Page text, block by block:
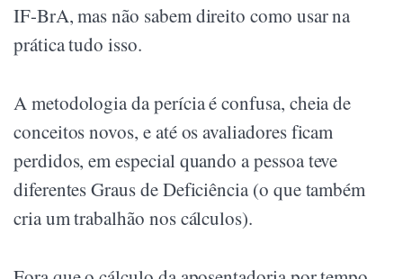
IF-BrA, mas não sabem direito como usar na
prática tudo isso.
A metodologia da perícia é confusa, cheia de
conceitos novos, e até os avaliadores ficam
perdidos, em especial quando a pessoa teve
diferentes Graus de Deficiência (o que também
cria um trabalhão nos cálculos).